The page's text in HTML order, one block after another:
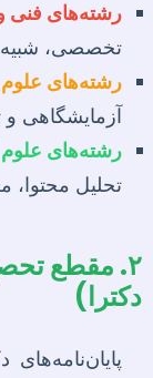
رشته‌های فنی
تخصصی،
رشته‌های علوم
آزمایشگاهی و
رشته‌های
تحلیل محتوا،
۲. مقطع
دکترا)